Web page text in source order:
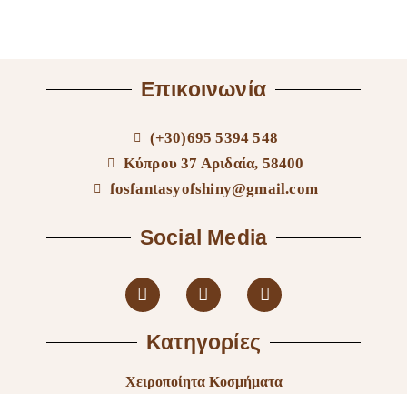
Επικοινωνία
(+30)695 5394 548
Κύπρου 37 Αριδαία, 58400
fosfantasyofshiny@gmail.com
Social Media
Κατηγορίες
Χειροποίητα Κοσμήματα